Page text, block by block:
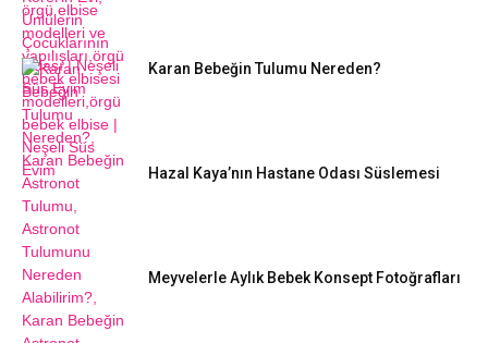
Karan Bebeğin Tulumu Nereden?
Hazal Kaya’nın Hastane Odası Süslemesi
Meyvelerle Aylık Bebek Konsept Fotoğrafları